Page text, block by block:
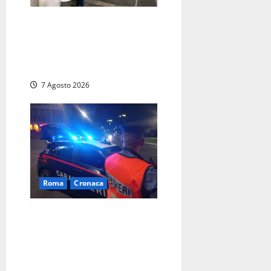
7 Agosto 2026
Roma Cronaca